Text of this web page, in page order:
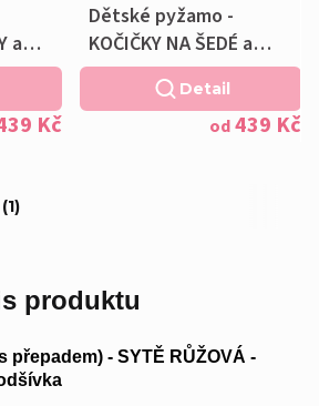
a
Kč
Dětské pyžamo -
KOČIČKY NA ŠEDÉ a
Polštářek ZDARMA
od439 Kč
Detail
produktu
přepadem) - SYTĚ RŮŽOVÁ -